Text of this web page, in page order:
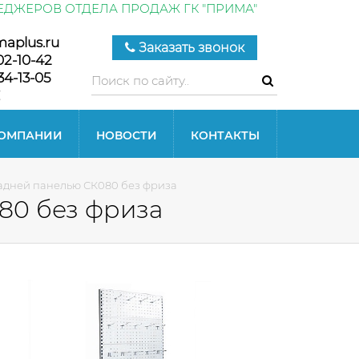
ОТДЕЛА ПРОДАЖ ГК "ПРИМА"
10-42
13-05
Заказать звонок
НОВОСТИ КОНТАКТЫ
панелью СК080 без фриза
без фриза